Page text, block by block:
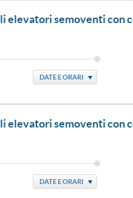
elevatori semoventi con
DATE E ORARI
elevatori semoventi con
DATE E ORARI